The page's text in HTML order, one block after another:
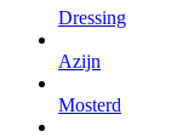
Dressing
Azijn
Mosterd